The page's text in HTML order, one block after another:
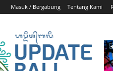
Masuk / Bergabung Tentang Kami